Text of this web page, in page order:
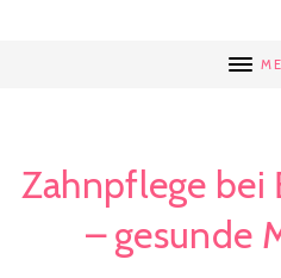
Zahnpflege bei
– gesunde